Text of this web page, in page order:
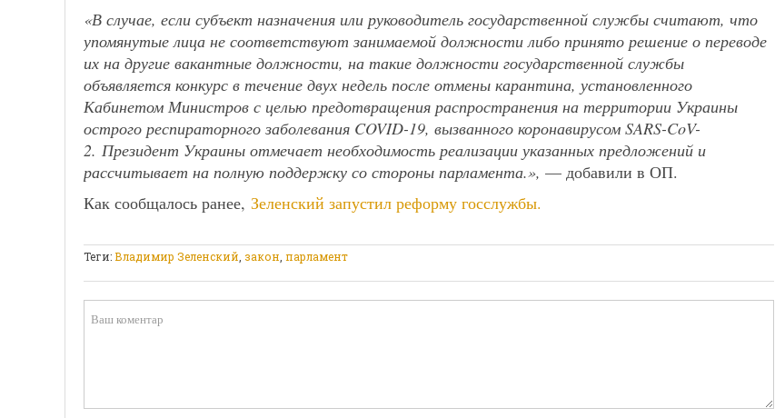
«В случае, если субъект назначения или руководитель государственной службы считают, что
упомянутые лица не соответствуют занимаемой должности либо принято решение о переводе
их на другие вакантные должности, на такие должности государственной службы
объявляется конкурс в течение двух недель после отмены карантина, установленного
Кабинетом Министров с целью предотвращения распространения на территории Украины
острого респираторного заболевания COVID-19, вызванного коронавирусом SARS-CoV-
2. Президент Украины отмечает необходимость реализации указанных предложений и
рассчитывает на полную поддержку со стороны парламента.», — добавили в ОП.
Как сообщалось ранее, Зеленский запустил реформу госслужбы.
Теги:Владимир Зеленский закон парламент